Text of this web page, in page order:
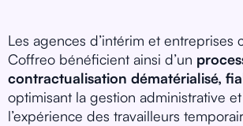
Les agences d’intérim et entreprises
Coffreo bénéficient ainsi d’un
contractualisation dématérialisé,
optimisant la gestion administrative
l’expérience des travailleurs